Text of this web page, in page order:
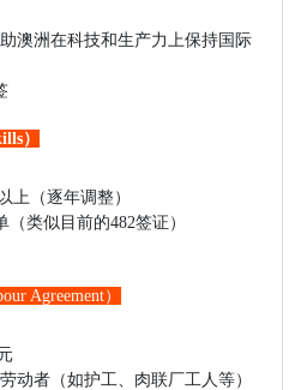
澳洲在科技和生产力上保持国际
）
上（逐年调整）
类似目前的482签证）
Agreement）
动者（如护工、肉联厂工人等）